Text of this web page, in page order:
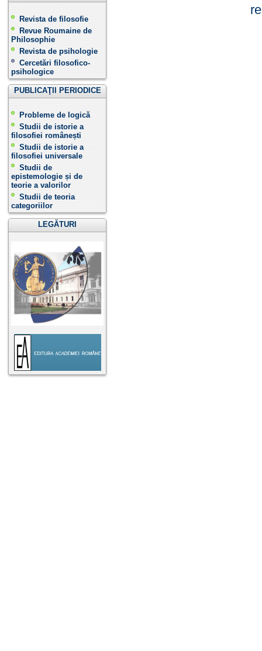
Revista de filosofie
Revue Roumaine de
Philosophie
Revista de psihologie
Cercetări filosofico-
psihologice
PUBLICAŢII PERIODICE
Probleme de logică
Studii de istorie a
filosofiei românești
Studii de istorie a
filosofiei universale
Studii de
epistemologie și de
teorie a valorilor
Studii de teoria
categoriilor
LEGĂTURI